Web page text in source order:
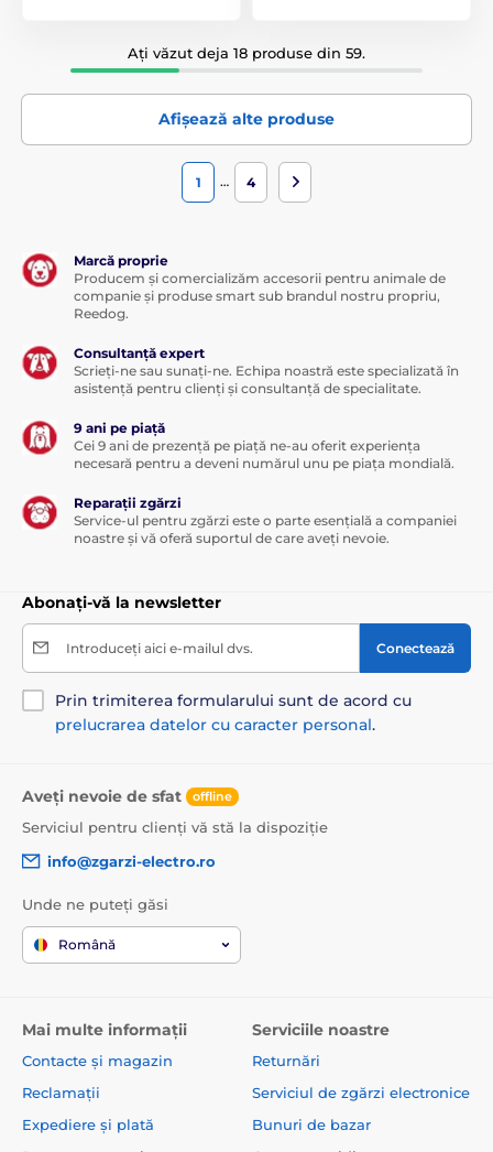
Ați văzut deja 18 produse din 59.
Afișează alte produse
1 … 4
Marcă proprie
Producem și comercializăm accesorii pentru animale de
companie și produse smart sub brandul nostru propriu,
Reedog.
Consultanță expert
Scrieți-ne sau sunați-ne. Echipa noastră este specializată în
asistență pentru clienți și consultanță de specialitate.
9 ani pe piață
Cei 9 ani de prezență pe piață ne-au oferit experiența
necesară pentru a deveni numărul unu pe piața mondială.
Reparații zgărzi
Service-ul pentru zgărzi este o parte esențială a companiei
noastre și vă oferă suportul de care aveți nevoie.
Abonați-vă la newsletter
Introduceți aici e-mailul dvs. Conectează
Prin trimiterea formularului sunt de acord cu
prelucrarea datelor cu caracter personal.
Aveți nevoie de sfat offline
Serviciul pentru clienți vă stă la dispoziție
info@zgarzi-electro.ro
Unde ne puteți găsi
Română
Mai multe informații
Contacte și magazin
Reclamații
Expediere și plată
Serviciile noastre
Returnări
Serviciul de zgărzi electronice
Bunuri de bazar